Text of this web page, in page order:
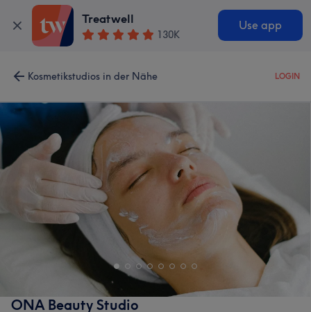
Treatwell
130K
Use app
Kosmetikstudios in der Nähe LOGIN
ONA Beauty Studio